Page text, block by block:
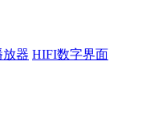
器 HIFI数字界面